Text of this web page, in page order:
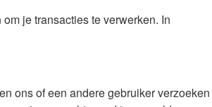
je transacties te verwerken. In
ons of een andere gebruiker verzoeken